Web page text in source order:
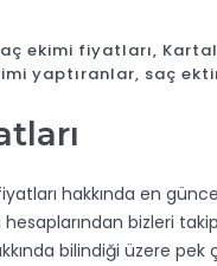
ekimi fiyatları,
yaptıranlar, saç
hakkında en
hesaplarından bizleri
bilindiği üzere